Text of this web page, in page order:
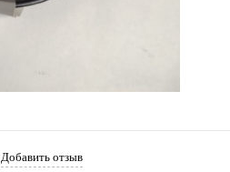
Добавить отзыв